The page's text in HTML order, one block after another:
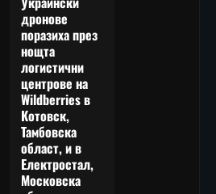
дронове
поразиха през
нощта
логистични
центрове на
Wildberries в
Котовск,
Тамбовска
област, и в
Електростал,
Московска